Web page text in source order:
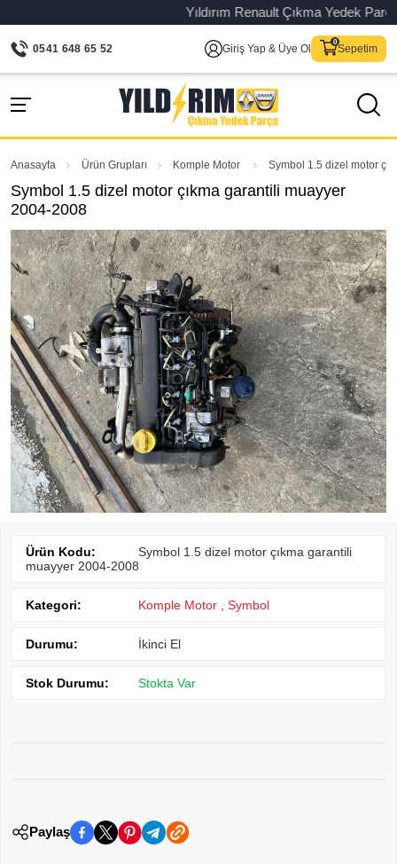
Yıldırım Renault Çıkma Yedek
0541 648 65 52 Giriş Yap & Üye Ol Sepetim
Anasayfa Ürün Grupları Komple Motor Symbol 1.5 dizel motor
Symbol 1.5 dizel motor çıkma garantili muayyer
2004-2008
Ürün Kodu:
Symbol 1.5 dizel motor çıkma garantili
muayyer 2004-2008
Kategori: Komple Motor Symbol
Durumu: İkinci El
Stok Durumu: Stokta Var
Paylaş